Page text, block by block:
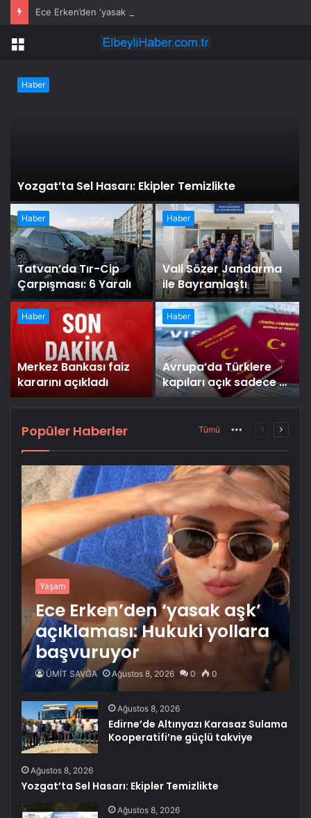
Menü
Haber
Yozgat’ta Sel Hasarı: Ekipler Temizlikte
Haber
Tatvan’da Tır-Cip
Çarpışması: 6 Yaralı
Haber
Vali Sözer Jandarma
ile Bayramlaştı
Haber
Merkez Bankası faiz
kararını açıkladı
Haber
Avrupa’da Türklere
kapıları açık sadece şu
10 ülke kaldı
Popüler Haberler Tümü MoreÖncekiSonraki
Yaşam
Ece Erken’den ‘yasak aşk’
açıklaması: Hukuki yollara
başvuruyor
ÜMİT SAVĞA Ağustos 8, 2026 0 0
Ağustos 8, 2026
Edirne’de Altınyazı Karasaz Sulama
Kooperatifi’ne güçlü takviye
Ağustos 8, 2026
Yozgat’ta Sel Hasarı: Ekipler Temizlikte
Ağustos 8, 2026